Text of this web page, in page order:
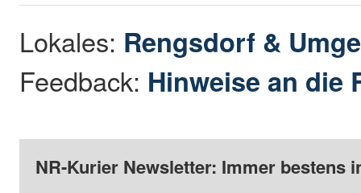
Lokales: Rengsdorf &
Feedback: Hinweise an die
NR-Kurier Newsletter: Immer bestens